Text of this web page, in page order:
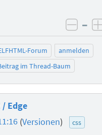
–
Forum
anmelden
im Thread-Baum
Edge
(Versionen) css